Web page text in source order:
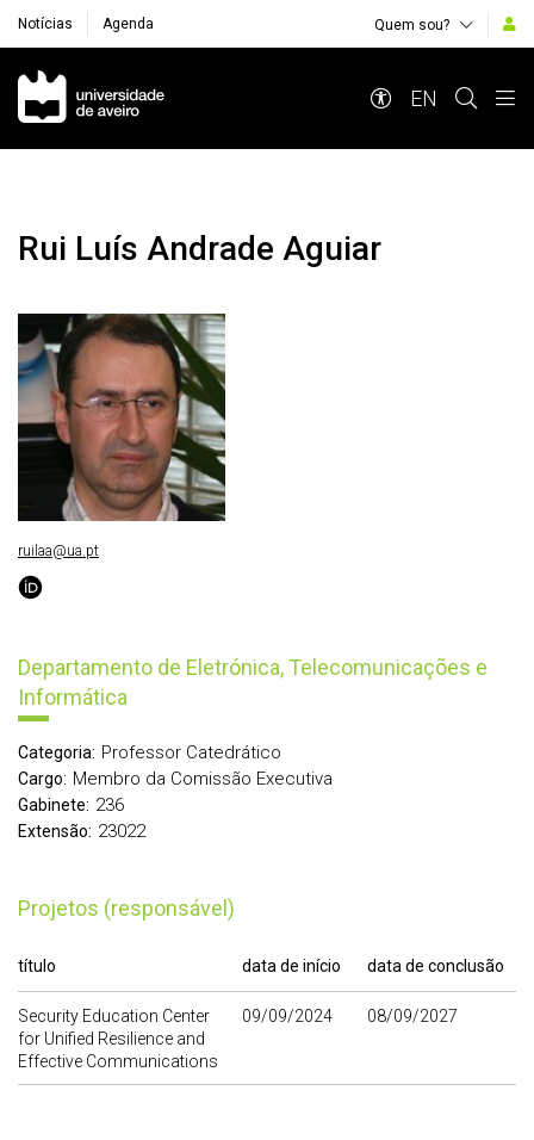
Notícias Agenda Quem sou?
Navegação Principal
EN
Rui Luís Andrade Aguiar
Departamento de Eletrónica, Telecomunicações e
Informática
Categoria: Professor Catedrático
Cargo: Membro da Comissão Executiva
Gabinete: 236
Extensão: 23022
Projetos (responsável)
título data de início data de conclusão
Security Education Center
for Unified Resilience and
Effective Communications
09/09/2024 08/09/2027
ruilaa@ua.pt